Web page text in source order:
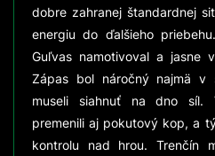
dobre zahranej štandardnej
energiu do ďalšieho
Guľvas namotivoval a jasne
Zápas bol náročný najmä
museli siahnuť na dno síl.
premenili aj pokutový kop, a
kontrolu nad hrou. Trenčín